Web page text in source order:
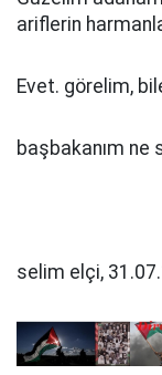
ariflerin
Evet. görelim,
başbakanım ne
selim elçi,